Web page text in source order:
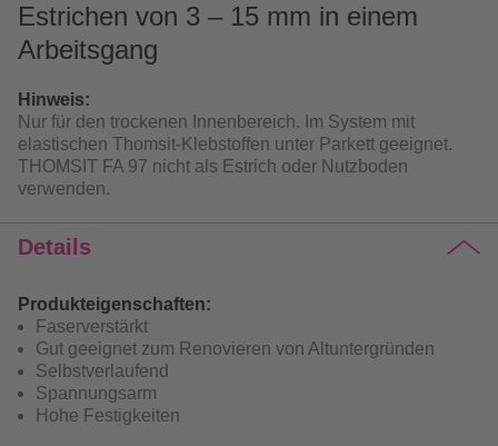
Estrichen von 3 – 15 mm in einem
Arbeitsgang
Hinweis:
Nur für den trockenen Innenbereich. Im System mit
elastischen Thomsit-Klebstoffen unter Parkett geeignet.
THOMSIT FA 97 nicht als Estrich oder Nutzboden
verwenden.
Details
Produkteigenschaften:
Faserverstärkt
Gut geeignet zum Renovieren von Altuntergründen
Selbstverlaufend
Spannungsarm
Hohe Festigkeiten